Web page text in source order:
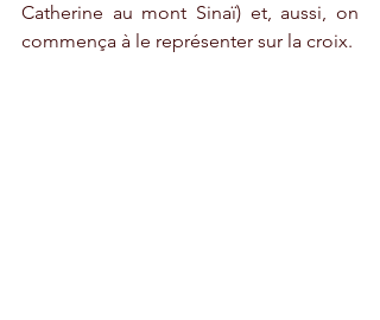
Catherine au mont Sinaï) et, aussi, on
commença à le représenter sur la croix.